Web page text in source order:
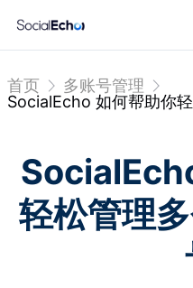
首页
多账号管理
SocialEcho 如何帮助你
轻松管理